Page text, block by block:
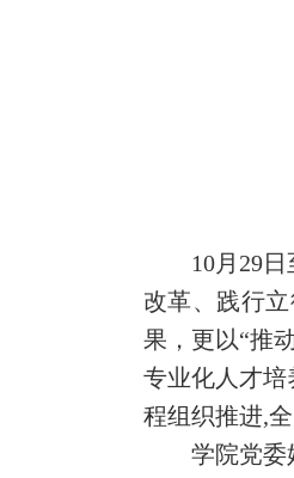
10月29
改革、践行
果，更以“推
专业化人才
程组织推进,
学院党委